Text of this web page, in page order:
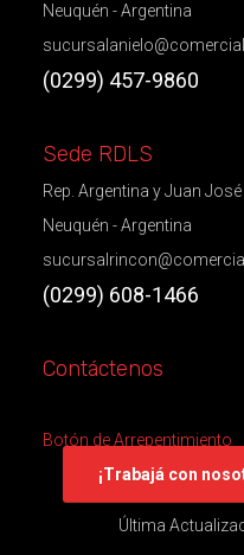
Neuquén - Argentina
(0299) 457-9860
Sede RDLS
Rep. Argentina y Juan
Neuquén - Argentina
(0299) 608-1466
Contáctenos
Botón de Arrepentimiento
¡Trabajá con
Última